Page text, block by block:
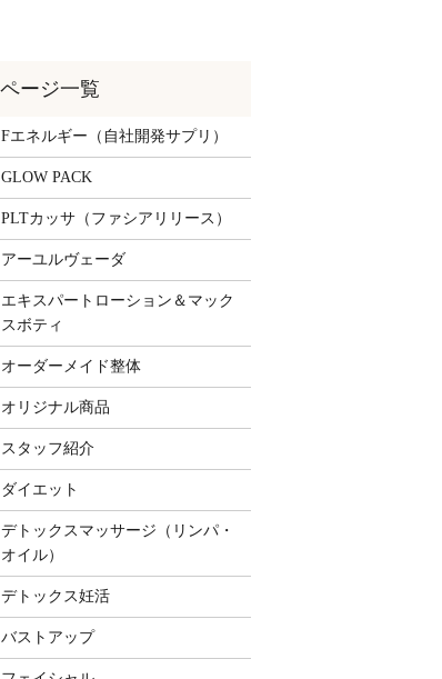
Fエネルギー（自社開発サプリ）
GLOW PACK
PLTカッサ（ファシアリリース）
アーユルヴェーダ
エキスパートローション＆マック
スボティ
オーダーメイド整体
オリジナル商品
スタッフ紹介
ダイエット
デトックスマッサージ（リンパ・
オイル）
デトックス妊活
バストアップ